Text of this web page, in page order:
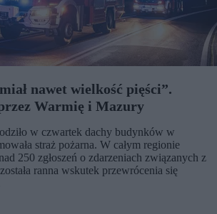
nawet wielkość pięści”.
Warmię i Mazury
w czwartek dachy budynków w
straż pożarna. W całym regionie
250 zgłoszeń o zdarzeniach związanych z
ranna wskutek przewrócenia się